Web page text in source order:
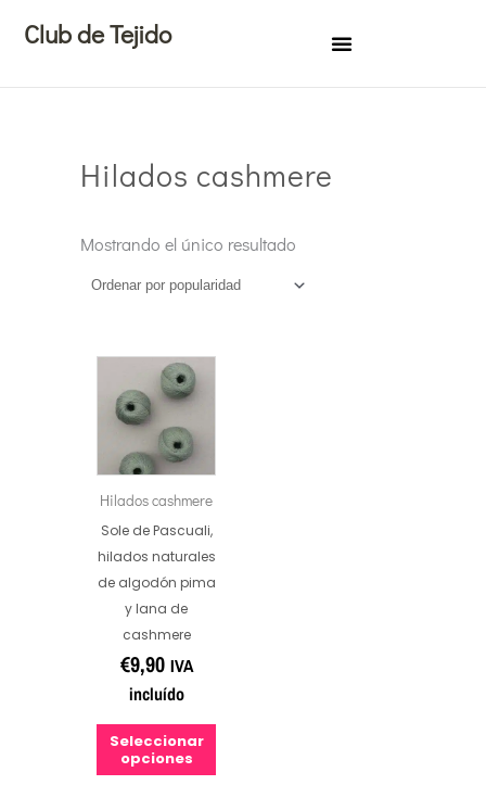
contenido
Club de Tejido
Hilados cashmere
Mostrando el único resultado
Hilados cashmere
Sole de Pascuali,
hilados naturales
de algodón pima
y lana de
cashmere
€9,90 IVA
incluído
Seleccionar
opciones
Este
producto
tiene
múltiples
variantes.
Las
opciones
pueden
elegir
en
la
página